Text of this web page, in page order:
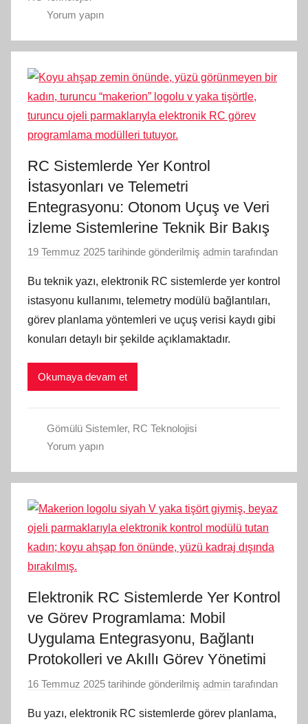
Yorum yapın
RC Sistemlerde Yer Kontrol
İstasyonları ve Telemetri
Entegrasyonu: Otonom Uçuş ve Veri
İzleme Sistemlerine Teknik Bir Bakış
19 Temmuz 2025 tarihinde gönderilmiş admin tarafından
Bu teknik yazı, elektronik RC sistemlerde yer kontrol
istasyonu kullanımı, telemetry modülü bağlantıları,
görev planlama yöntemleri ve uçuş verisi kaydı gibi
konuları detaylı bir şekilde açıklamaktadır.
Okumaya devam et
Gömülü Sistemler, RC Teknolojisi
Yorum yapın
Elektronik RC Sistemlerde Yer Kontrol
ve Görev Programlama: Mobil
Uygulama Entegrasyonu, Bağlantı
Protokolleri ve Akıllı Görev Yönetimi
16 Temmuz 2025 tarihinde gönderilmiş admin tarafından
Bu yazı, elektronik RC sistemlerde görev planlama,